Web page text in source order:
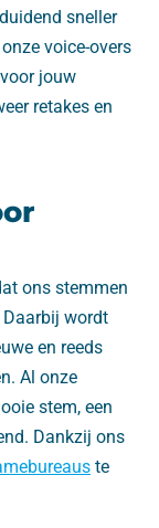
sneller
voice-overs
jouw
retakes en
ons stemmen
wordt
en reeds
Al onze
stem, een
Dankzij ons
te